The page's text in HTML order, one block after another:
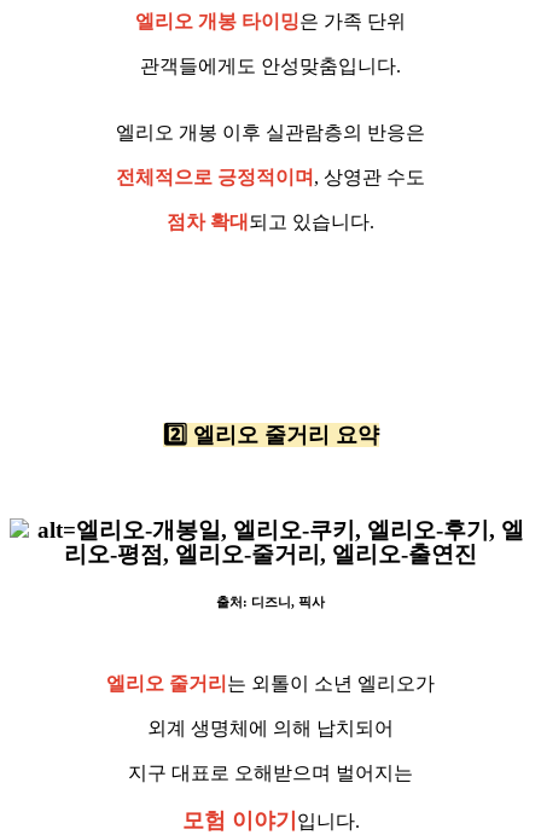
엘리오 개봉 타이밍은 가족 단위
관객들에게도 안성맞춤입니다.
엘리오 개봉 이후 실관람층의 반응은
전체적으로 긍정적이며 , 상영관 수도
점차 확대 되고 있습니다.
2️⃣ 엘리오 줄거리 요약
출처: 디즈니, 픽사
엘리오 줄거리 는 외톨이 소년 엘리오가
외계 생명체에 의해 납치되어
지구 대표로 오해받으며 벌어지는
모험 이야기 입니다.